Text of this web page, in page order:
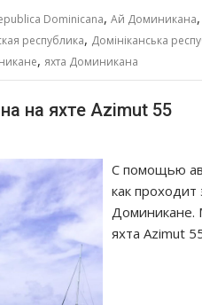
Dominicana, Ай Доминикана,
республика, Домініканська
, яхта Доминикана
на яхте Azimut 55
С помощью
как проходит
Доминикане.
яхта Azimut